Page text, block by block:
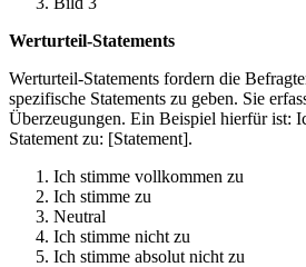
Werturteil-Statements
Werturteil-Statements fordern die
spezifische Statements zu geben. Sie
Überzeugungen. Ein Beispiel hierfür ist:
Statement zu: [Statement].
Ich stimme vollkommen zu
Ich stimme zu
Neutral
Ich stimme nicht zu
Ich stimme absolut nicht zu